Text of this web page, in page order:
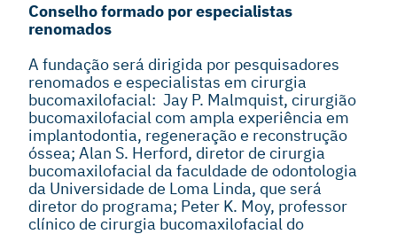
Conselho formado por especialistas
renomados
A fundação será dirigida por pesquisadores
renomados e especialistas em cirurgia
bucomaxilofacial: Jay P. Malmquist, cirurgião
bucomaxilofacial com ampla experiência em
implantodontia, regeneração e reconstrução
óssea; Alan S. Herford, diretor de cirurgia
bucomaxilofacial da faculdade de odontologia
da Universidade de Loma Linda, que será
diretor do programa; Peter K. Moy, professor
clínico de cirurgia bucomaxilofacial do